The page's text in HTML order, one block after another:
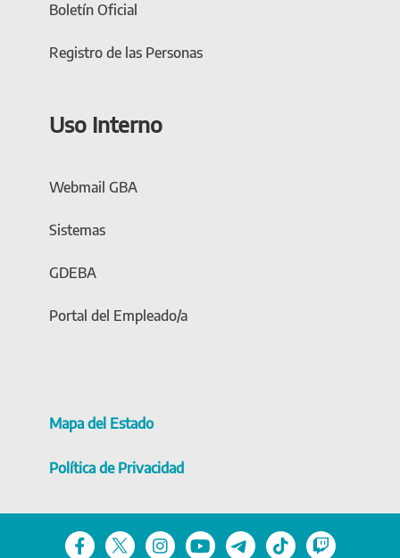
Boletín Oficial
Registro de las Personas
Uso Interno
Webmail GBA
Sistemas
GDEBA
Portal del Empleado/a
Mapa del Estado
Política de Privacidad